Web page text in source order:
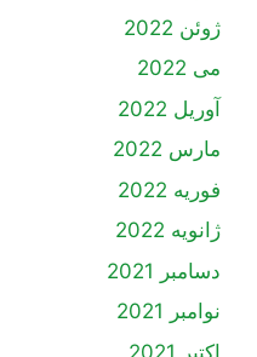
ژوئن 2022
می 2022
آوریل 2022
مارس 2022
فوریه 2022
ژانویه 2022
دسامبر 2021
نوامبر 2021
اکتبر 2021